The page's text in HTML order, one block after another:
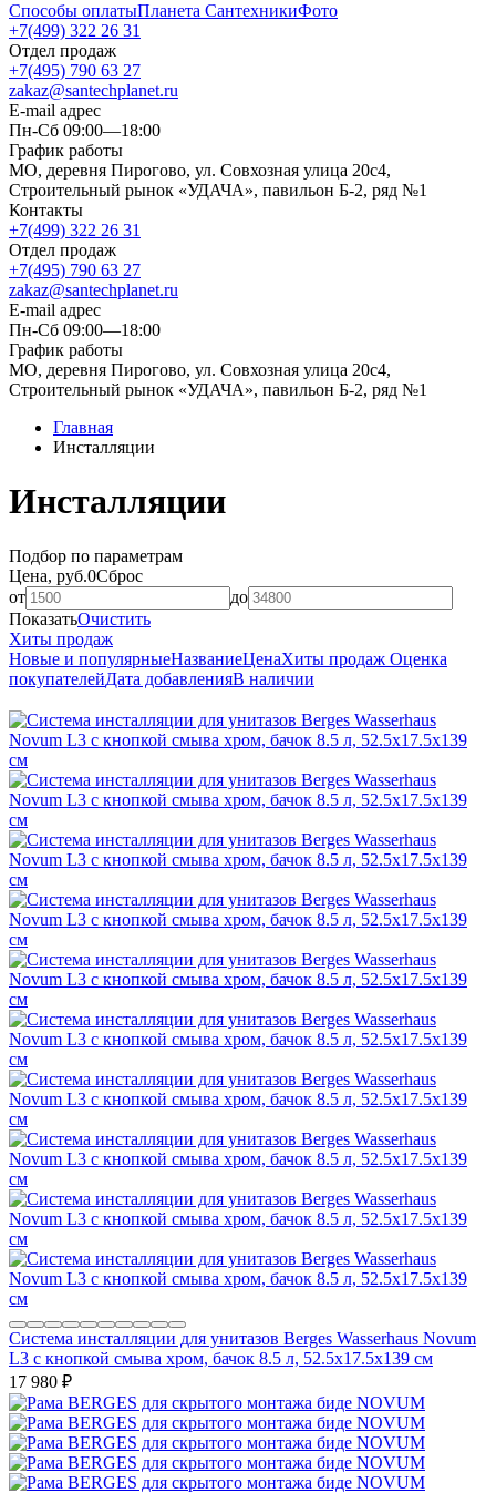
Способы оплатыПланета СантехникиФото
+7(499) 322 26 31
Отдел продаж
+7(495) 790 63 27
zakaz@santechplanet.ru
E-mail адрес
Пн-Сб 09:00—18:00
График работы
МО, деревня Пирогово, ул. Совхозная улица 20с4,
Строительный рынок «УДАЧА», павильон Б-2, ряд №1
Контакты
+7(499) 322 26 31
Отдел продаж
+7(495) 790 63 27
zakaz@santechplanet.ru
E-mail адрес
Пн-Сб 09:00—18:00
График работы
МО, деревня Пирогово, ул. Совхозная улица 20с4,
Строительный рынок «УДАЧА», павильон Б-2, ряд №1
Главная
Инсталляции
Инсталляции
Подбор по параметрам
Цена, руб.0Сброс
от
до
ПоказатьОчистить
Хиты продаж
Новые и популярныеНазваниеЦенаХиты продаж Оценка
покупателейДата добавленияВ наличии
Система инсталляции для унитазов Berges Wasserhaus Novum
L3 с кнопкой смыва хром, бачок 8.5 л, 52.5x17.5x139 см
17 980 ₽